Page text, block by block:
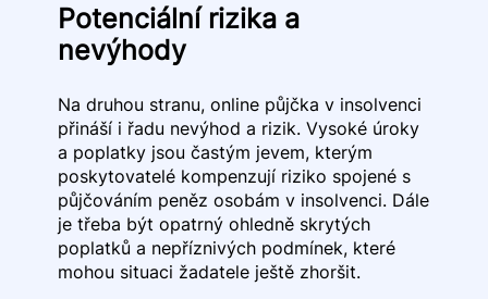
Potenciální rizika a
nevýhody
Na druhou stranu, online půjčka v insolvenci
přináší i řadu nevýhod a rizik. Vysoké úroky
a poplatky jsou častým jevem, kterým
poskytovatelé kompenzují riziko spojené s
půjčováním peněz osobám v insolvenci. Dále
je třeba být opatrný ohledně skrytých
poplatků a nepříznivých podmínek, které
mohou situaci žadatele ještě zhoršit.